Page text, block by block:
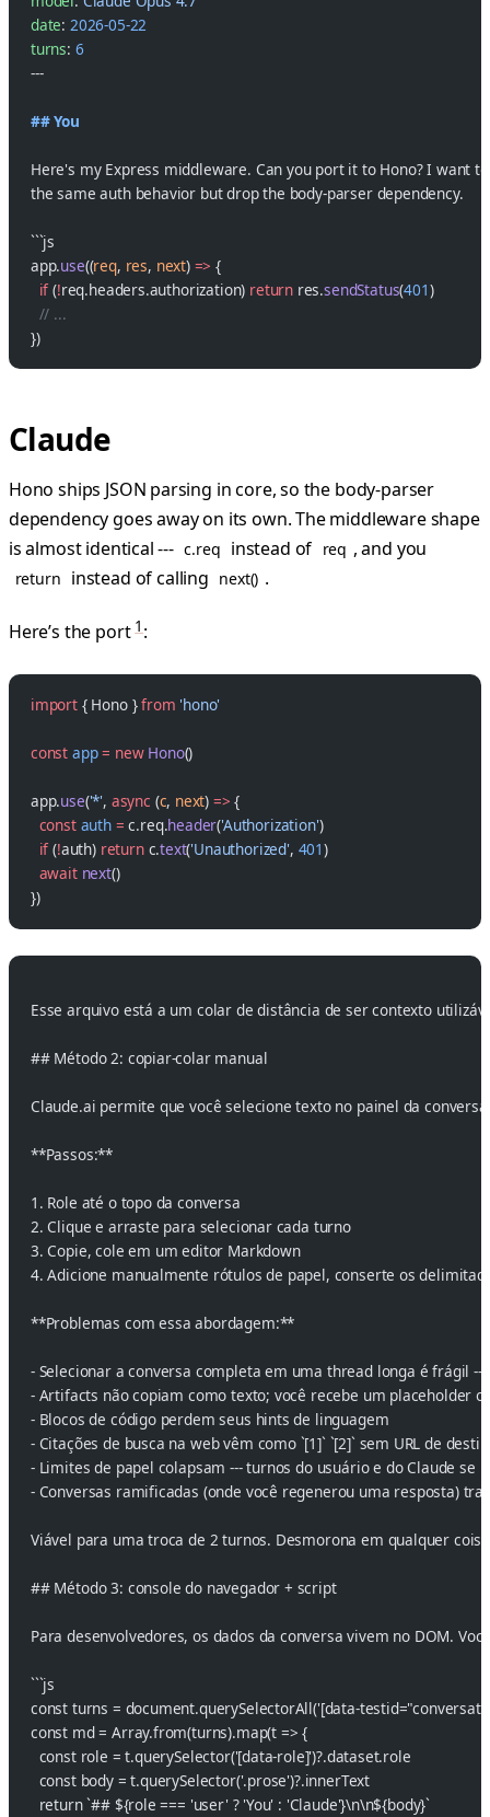
date: 2026-05-22
turns: 6
---
## You
Here's my Express middleware. Can you port it to Hono? I want
the same auth behavior but drop the body-parser dependency.
```js
app.use((req, res, next) => {
  if
(!req.headers.authorization) return res.sendStatus(401)
  // ...
})
Claude
Hono ships JSON parsing in core, so the body-parser
dependency goes away on its own. The middleware shape
is almost identical --- c.req instead of req , and you
return instead of calling next() .
Here’s the port1 :
import { Hono } from 'hono'
const app = new Hono()
app.use('*', async (c, next) => {
  const
auth = c.req.header('Authorization')
  if
(!auth) return c.text('Unauthorized', 401)
  await
next()
})
Esse arquivo está a um colar de distância de ser contexto
## Método 2: copiar-colar manual
Claude.ai permite que você selecione texto no painel da
**Passos:**
1. Role até o topo da conversa
2. Clique e arraste para selecionar cada turno
3. Copie, cole em um editor Markdown
4. Adicione manualmente rótulos de papel, conserte os
**Problemas com essa abordagem:**
- Selecionar a conversa completa em uma thread longa é frágil
- Artifacts não copiam como texto; você recebe um placeholder
- Blocos de código perdem seus hints de linguagem
- Citações de busca na web vêm como `[1]` `[2]` sem URL de
- Limites de papel colapsam --- turnos do usuário e do Claude
- Conversas ramificadas (onde você regenerou uma resposta)
Viável para uma troca de 2 turnos. Desmorona em qualquer
## Método 3: console do navegador + script
Para desenvolvedores, os dados da conversa vivem no DOM.
```js
const turns = document.querySelectorAll('[data-
const md = Array.from(turns).map(t => {
  const role = t.querySelector('[data-role]')?.dataset.role
  const body = t.querySelector('.prose')?.innerText
  return `## ${role === 'user' ? 'You' : 'Claude'}\n\n${body}`